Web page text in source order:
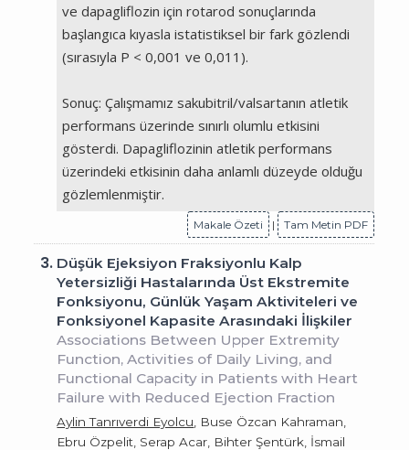
ve dapagliflozin için rotarod sonuçlarında
başlangıca kıyasla istatistiksel bir fark gözlendi
(sırasıyla P < 0,001 ve 0,011).
Sonuç: Çalışmamız sakubitril/valsartanın atletik
performans üzerinde sınırlı olumlu etkisini
gösterdi. Dapagliflozinin atletik performans
üzerindeki etkisinin daha anlamlı düzeyde olduğu
gözlemlenmiştir.
Makale Özeti | Tam Metin PDF
3. Düşük Ejeksiyon Fraksiyonlu Kalp
Yetersizliği Hastalarında Üst Ekstremite
Fonksiyonu, Günlük Yaşam Aktiviteleri ve
Fonksiyonel Kapasite Arasındaki İlişkiler
Associations Between Upper Extremity
Function, Activities of Daily Living, and
Functional Capacity in Patients with Heart
Failure with Reduced Ejection Fraction
Aylin Tanrıverdi Eyolcu , Buse Özcan Kahraman,
Ebru Özpelit, Serap Acar, Bihter Şentürk, İsmail